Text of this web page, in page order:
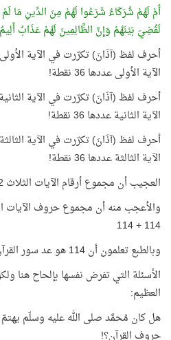
أَمْ لَهُمْ شُرَكَاءُ شَرَعُوا لَهُمْ مِنَ الدِّينِ مَا لَمْ
لَقُضِيَ بَيْنَهُمْ وَإِنَّ الظَّالِمِينَ لَهُمْ عَذَابٌ أَلِيمٌ
الآية الأولى عددها 36 نقطة!
الآية الثانية عددها 36 نقطة!
الآية الثالثة عددها 36 نقطة!
العجيب أن مجموع أرقام الآيات الثلاث 72، وهذا العدد = 36 + 36
114 + 114
وبالطبع تعلمون أن 114 هو عد سور القرآن!
الأسئلة التي تفرض نفسها بإلحاح هنا
العظيم:
هل كان مُحمَّد صلى الله عليه وسلّم يهتمّ
حروف القرآن؟!